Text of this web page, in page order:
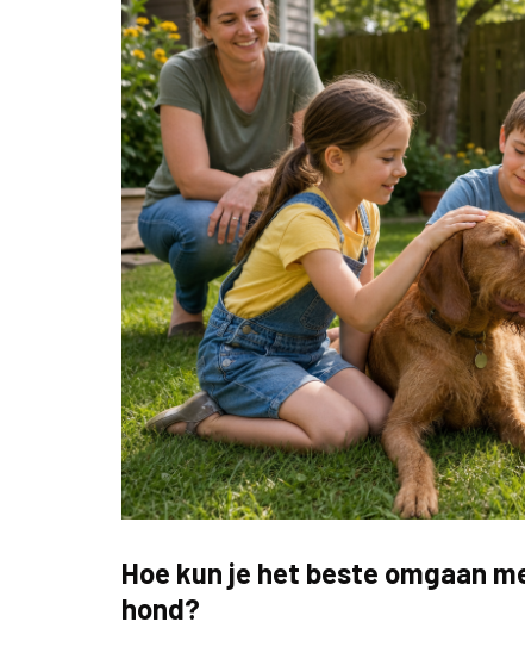
Hoe kun je het beste omgaan
hond?